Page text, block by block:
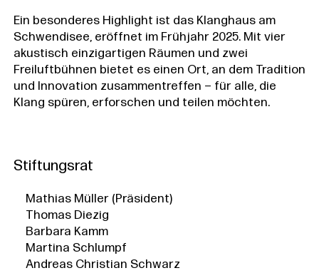
Ein besonderes Highlight ist das Klanghaus am
Schwendisee, eröffnet im Frühjahr 2025. Mit vier
akustisch einzigartigen Räumen und zwei
Freiluftbühnen bietet es einen Ort, an dem Tradition
und Innovation zusammentreffen – für alle, die
Klang spüren, erforschen und teilen möchten.
Stiftungsrat
Mathias Müller (Präsident)
Thomas Diezig
Barbara Kamm
Martina Schlumpf
Andreas Christian Schwarz